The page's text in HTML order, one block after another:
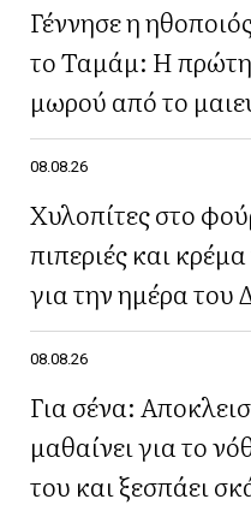
Γέννησε η
το Ταμάμ: Η
μωρού από το
08.08.26
Χυλοπίτες στο
πιπεριές και
για την ημέρα του
08.08.26
Για σένα:
μαθαίνει για το
του και ξεσπάει